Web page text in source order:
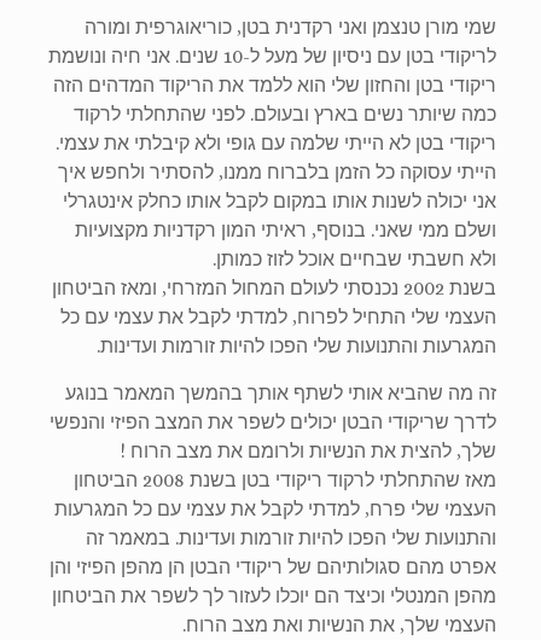
שמי מורן טנצמן ואני רקדנית בטן, כוריאוגרפית ומורה
לריקודי בטן עם ניסיון של מעל ל-10 שנים. אני חיה ונושמת
ריקודי בטן והחזון שלי הוא ללמד את הריקוד המדהים הזה
כמה שיותר נשים בארץ ובעולם. לפני שהתחלתי לרקוד
ריקודי בטן לא הייתי שלמה עם גופי ולא קיבלתי את עצמי.
הייתי עסוקה כל הזמן בלברוח ממנו, להסתיר ולחפש איך
אני יכולה לשנות אותו במקום לקבל אותו כחלק אינטגרלי
ושלם ממי שאני. בנוסף, ראיתי המון רקדניות מקצועיות
ולא חשבתי שבחיים אוכל לזוז כמותן.
בשנת 2002 נכנסתי לעולם המחול המזרחי, ומאז הביטחון
העצמי שלי התחיל לפרוח, למדתי לקבל את עצמי עם כל
המגרעות והתנועות שלי הפכו להיות זורמות ועדינות.
זה מה שהביא אותי לשתף אותך בהמשך המאמר בנוגע
לדרך שריקודי הבטן יכולים לשפר את המצב הפיזי והנפשי
שלך, להצית את הנשיות ולרומם את מצב הרוח !
מאז שהתחלתי לרקוד ריקודי בטן בשנת 2008 הביטחון
העצמי שלי פרח, למדתי לקבל את עצמי עם כל המגרעות
והתנועות שלי הפכו להיות זורמות ועדינות. במאמר זה
אפרט מהם סגולותיהם של ריקודי הבטן הן מהפן הפיזי והן
מהפן המנטלי וכיצד הם יוכלו לעזור לך לשפר את הביטחון
העצמי שלך, את הנשיות ואת מצב הרוח.